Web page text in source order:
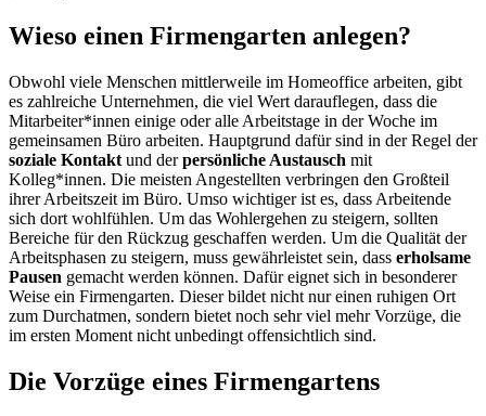
Wieso einen Firmengarten anlegen?
Obwohl viele Menschen mittlerweile im Homeoffice arbeiten, gibt
es zahlreiche Unternehmen, die viel Wert darauflegen, dass die
Mitarbeiter*innen einige oder alle Arbeitstage in der Woche im
gemeinsamen Büro arbeiten. Hauptgrund dafür sind in der Regel der
soziale Kontakt und derpersönliche Austausch mit
Kolleg*innen. Die meisten Angestellten verbringen den Großteil
ihrer Arbeitszeit im Büro. Umso wichtiger ist es, dass Arbeitende
sich dort wohlfühlen. Um das Wohlergehen zu steigern, sollten
Bereiche für den Rückzug geschaffen werden. Um die Qualität der
Arbeitsphasen zu steigern, muss gewährleistet sein, dass erholsame
Pausen gemacht werden können. Dafür eignet sich in besonderer
Weise ein Firmengarten. Dieser bildet nicht nur einen ruhigen Ort
zum Durchatmen, sondern bietet noch sehr viel mehr Vorzüge, die
im ersten Moment nicht unbedingt offensichtlich sind.
Die Vorzüge eines Firmengartens